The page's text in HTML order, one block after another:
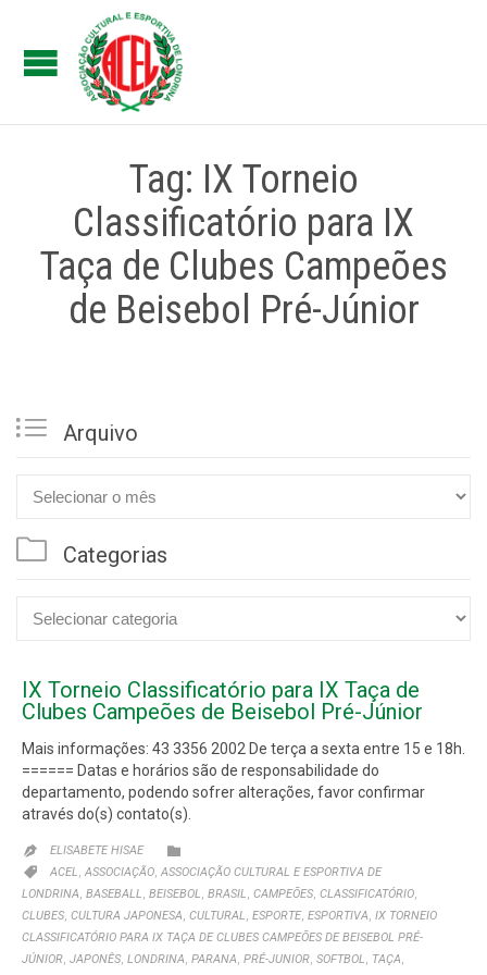
Tag: IX Torneio
Classificatório para IX
Taça de Clubes Campeões
de Beisebol Pré-Júnior
 Arquivo

 Categorias

IX Torneio Classificatório para IX Taça de
Clubes Campeões de Beisebol Pré-Júnior
Mais informações: 43 3356 2002 De terça a sexta entre 15 e 18h.
====== Datas e horários são de responsabilidade do
departamento, podendo sofrer alterações, favor confirmar
através do(s) contato(s).
 ELISABETE HISAE 
 CATEGORIA
ACEL, ASSOCIAÇÃO, ASSOCIAÇÃO CULTURAL E ESPORTIVA DE
LONDRINA, BASEBALL, BEISEBOL, BRASIL, CAMPEÕES, CLASSIFICATÓRIO,
CLUBES, CULTURA JAPONESA, CULTURAL, ESPORTE, ESPORTIVA, IX TORNEIO
CLASSIFICATÓRIO PARA IX TAÇA DE CLUBES CAMPEÕES DE BEISEBOL PRÉ-
JÚNIOR, JAPONÊS, LONDRINA, PARANA, PRÉ-JUNIOR, SOFTBOL, TAÇA,